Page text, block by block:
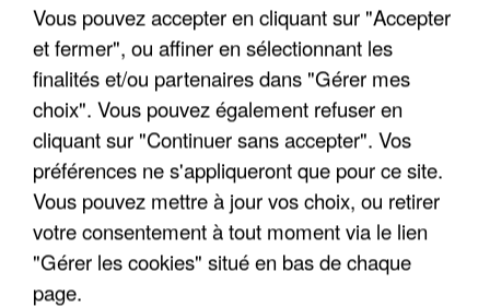
APRÈS TOUTES CES CANICULES, LES REFUGES
DE FAUNE SAUVAGE SONT...
Vous pouvez accepter en cliquant sur "Accepter
et fermer", ou affiner en sélectionnant les
finalités et/ou partenaires dans "Gérer mes
choix". Vous pouvez également refuser en
cliquant sur "Continuer sans accepter". Vos
préférences ne s'appliqueront que pour ce site.
Vous pouvez mettre à jour vos choix, ou retirer
votre consentement à tout moment via le lien
"Gérer les cookies" situé en bas de chaque
page.